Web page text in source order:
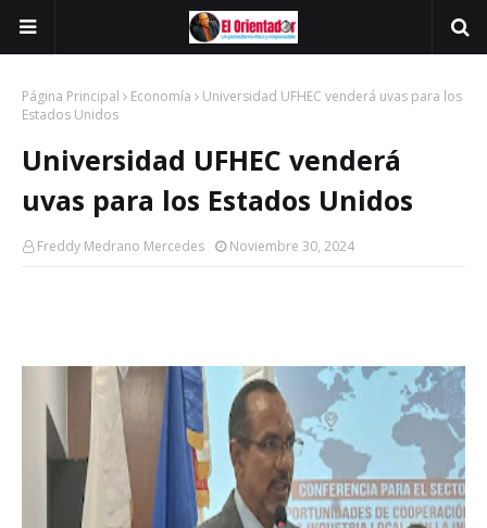
Página Principal Economía
Universidad UFHEC venderá uvas para los
Estados Unidos
Universidad UFHEC venderá
uvas para los Estados Unidos
Freddy Medrano Mercedes Noviembre 30, 2024